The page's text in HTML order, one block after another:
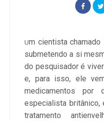
Um cientista chamado
submetendo a si
do pesquisador é
e, para isso, ele
medicamentos
especialista britânico,
tratamento